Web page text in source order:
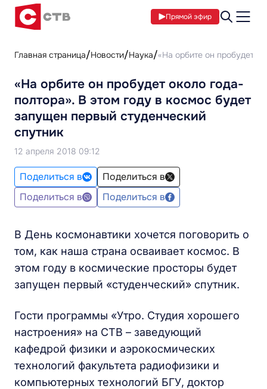
Прямой эфир
Главная страница Новости Наука «На орбите он пробудет
«На орбите он пробудет около года-
полтора». В этом году в космос будет
запущен первый студенческий
спутник
12 апреля 2018 09:12
Поделиться в
Поделиться в
Поделиться в
Поделиться в
В День космонавтики хочется поговорить о
том, как наша страна осваивает космос. В
этом году в космические просторы будет
запущен первый «студенческий» спутник.
Гости программы «Утро. Студия хорошего
настроения» на СТВ – заведующий
кафедрой физики и аэрокосмических
технологий факультета радиофизики и
компьютерных технологий БГУ, доктор